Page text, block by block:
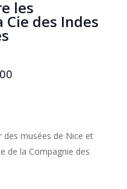
les
des Indes
des musées de Nice et
de la Compagnie des